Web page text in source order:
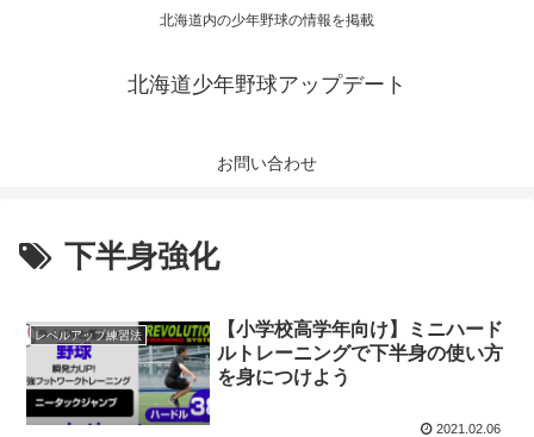
北海道内の少年野球の情報を掲載
北海道少年野球アップデート
お問い合わせ
下半身強化
レベルアップ練習法
【小学校高学年向け】ミニハード
ルトレーニングで下半身の使い方
を身につけよう
2021.02.06